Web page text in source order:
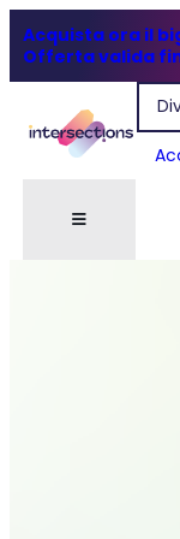
Acquista ora il
Offerta valida